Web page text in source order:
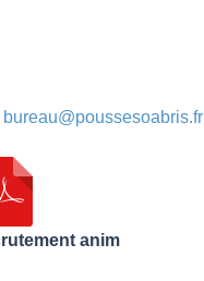
bureau@poussesoabris.fr
anim